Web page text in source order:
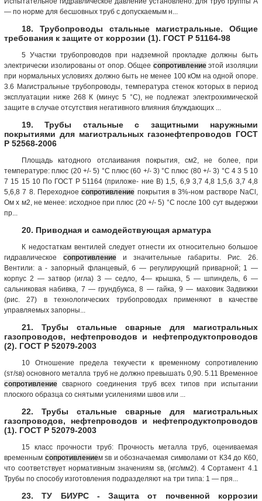
— по норме для бесшовных труб с допускаемым н...
18. Трубопроводы стальные магистральные. Общие
требования к защите от коррозии (1). ГОСТ Р 51164-98
5 Участки трубопроводов при надземной прокладке должны быть
электрически изолированы от опор. Общее сопротивлениеэтой изоляции
при нормальных условиях должно быть не менее 100 кОм на одной опоре.
3.6 Магистральные трубопроводы, температура стенок которых в период
эксплуатации ниже 268 К (минус 5 °С), не подлежат электрохимической
защите в случае отсутствия негативного влияния блуждающих ...
19. Трубы стальные с защитными наружными
покрытиями для магистральных газонефтепроводов ГОСТ
Р 52568-2006
Площадь катодного отслаивания покрытия, см2, не более, при
температуре: плюс (20 +/- 5) °С плюс (60 +/- 3) °С плюс (80 +/- 3) °С 4 3 5 10
7 15 15 10 По ГОСТ Р 51164 (приложе- ние В) 1,5, 6,9 3,7 4,8 1,5,6 3,7 4,8
5,6,8 7 8. Переходноесопротивление покрытия в 3%-ном растворе NaCl,
Ом х м2, не менее: исходное при плюс (20 +/- 5) °С после 100 сут выдержки
пр...
20. Приводная и самодействующая арматура
К недостаткам вентилей следует отнести их относительно большое
гидравлическое сопротивление и значительные габариты. Рис. 26.
Вентили: а - запорный фланцевый, б — регулирующий приварной; 1 —
корпус 2 — затвор (игла) 3 — седло, 4— крышка, 5 — шпиндель, 6 —
сальниковая набивка, 7 — грундбукса, 8 — гайка, 9 — маховик Задвижки
(рис. 27) в технологических трубопроводах применяют в качестве
управляемых запорны...
21. Трубы стальные сварные для магистральных
газопроводов, нефтепроводов и нефтепродуктопроводов
(2). ГОСТ Р 52079-2003
10 Отношение предела текучести к временному сопротивлению
(sт/sв) основного металла труб не должно превышать 0,90. 5.11 Временное
сопротивление сварного соединения труб всех типов при испытании
плоского образца со снятыми усилениями швов или ...
22. Трубы стальные сварные для магистральных
газопроводов, нефтепроводов и нефтепродуктопроводов
(1). ГОСТ Р 52079-2003
15 класс прочности труб: Прочность металла труб, оцениваемая
временным сопротивлением sв и обозначаемая символами от К34 до К60,
что соответствует нормативным значениям sв, (кгс/мм2). 4 Сортамент 4.1
Трубы по способу изготовления подразделяют на три типа: 1 — пря...
23. ТУ БИУРС - Защита от почвенной коррозии